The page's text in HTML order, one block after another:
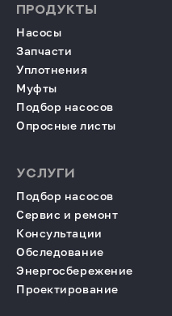
ПРОДУКТЫ
Насосы
Запчасти
Уплотнения
Муфты
Подбор насосов
Опросные листы
УСЛУГИ
Подбор насосов
Сервис и ремонт
Консультации
Обследование
Энергосбережение
Проектирование